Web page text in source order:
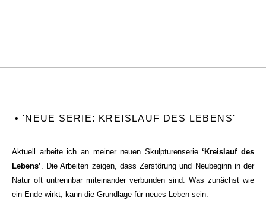
• 'NEUE SERIE: KREISLAUF DES LEBENS'
Aktuell arbeite ich an meiner neuen Skulpturenserie‘Kreislauf des
Lebens’. Die Arbeiten zeigen, dass Zerstörung und Neubeginn in der
Natur oft untrennbar miteinander verbunden sind. Was zunächst wie
ein Ende wirkt, kann die Grundlage für neues Leben sein.